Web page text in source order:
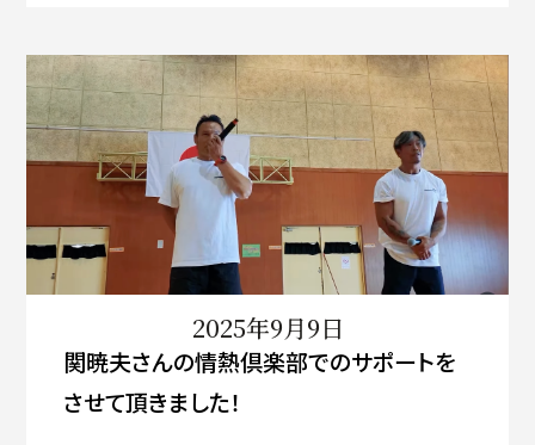
2025年9月9日
関暁夫さんの情熱倶楽部でのサポートを
させて頂きました！